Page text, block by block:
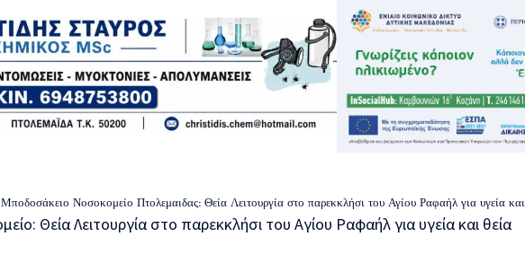
Μποδοσάκειο Νοσοκομείο Πτολεμαιδας: Θεία Λειτουργία στο παρεκκλήσι του Αγίου Ραφαήλ για υγεία και θεία βοήθεια (βίντεο)